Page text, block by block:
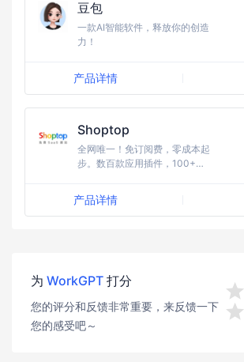
豆包
一款AI智能软件，释放你的创造
力！
产品详情
Shoptop
全网唯一！免订阅费，零成本起
步。数百款应用插件，100+行
验，流量资源丰富，引流成本
低；随时随地需求响应，国内卖
产品详情
为 WorkGPT 打分
您的评分和反馈非常重要，来反馈一下
您的感受吧～

